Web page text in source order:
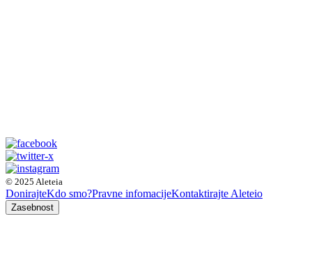
© 2025 Aleteia
DonirajteKdo smo?Pravne infomacijeKontaktirajte Aleteio
Zasebnost